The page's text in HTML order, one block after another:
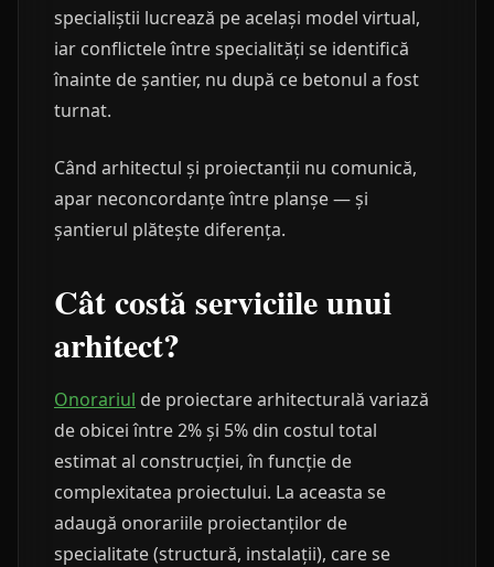
specialiștii lucrează pe același model virtual,
iar conflictele între specialități se identifică
înainte de șantier, nu după ce betonul a fost
turnat.
Când arhitectul și proiectanții nu comunică,
apar neconcordanțe între planșe — și
șantierul plătește diferența.
Cât costă serviciile unui
arhitect?
Onorariul de proiectare arhitecturală variază
de obicei între 2% și 5% din costul total
estimat al construcției, în funcție de
complexitatea proiectului. La aceasta se
adaugă onorariile proiectanților de
specialitate (structură, instalații), care se